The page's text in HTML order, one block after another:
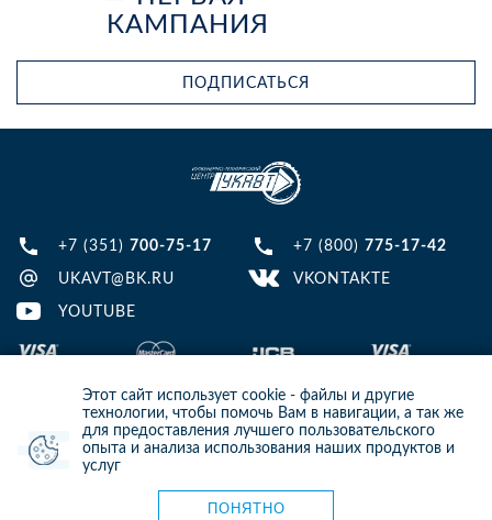
Этот сайт использует cookie - файлы и другие
технологии, чтобы помочь Вам в навигации, а так же
для предоставления лучшего пользовательского
опыта и анализа использования наших продуктов и
услуг
ПОНЯТНО
КАМПАНИЯ
ПОДПИСАТЬСЯ
+7 (351) 700-75-17 +7 (800) 775-17-42
UKAVT@BK.RU VKONTAKTE
YOUTUBE
© 2013-2024 ООО ИТЦ УКАВТ. ИНН: 7448122124, ОГРН: 1097448007216
ИНФОРМАЦИЯ НА САЙТЕ НЕ ЯВЛЯЕТСЯ ПУБЛИЧНОЙ ОФЕРТОЙ. ДЛЯ